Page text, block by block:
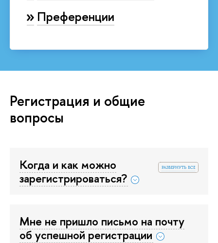
Преференции
Регистрация и общие
вопросы
развернуть все
Когда и как можно
зарегистрироваться?
Мне не пришло письмо на почту
об успешной регистрации